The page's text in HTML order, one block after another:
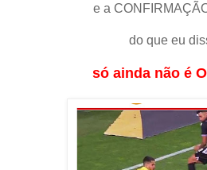
e a
do que eu
só ainda não é